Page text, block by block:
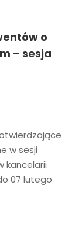
o
– sesja
w sesji
kancelarii
07 lutego